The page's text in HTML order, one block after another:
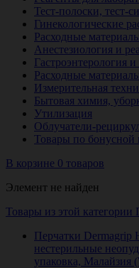
Тест-полоски, тест-
Гинекологические
Расходные
Анестезиология и
Гастроэнтерология
Расходные
Измерительная
Бытовая химия,
Утилизация
Облучатели-
Товары по бонусной
В корзине 0 товаров
Элемент не найден
Товары из этой категории
Перчатки Dermagrip
нестерильные
упаковка, Малайзия